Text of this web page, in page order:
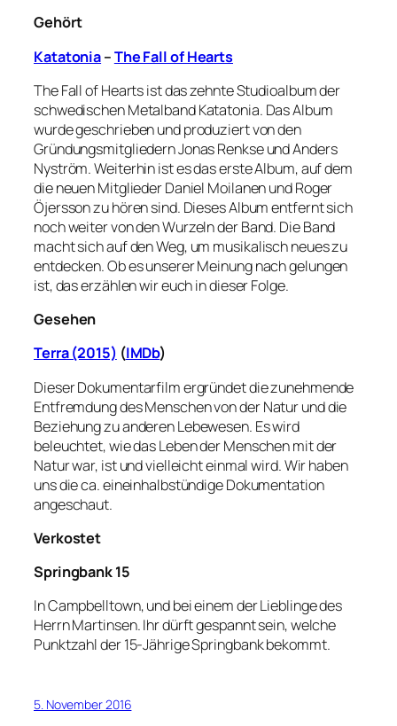
Gehört
Katatonia–The Fall of Hearts
The Fall of Hearts ist das zehnte Studioalbum der
schwedischen Metalband Katatonia. Das Album
wurde geschrieben und produziert von den
Gründungsmitgliedern Jonas Renkse und Anders
Nyström. Weiterhin ist es das erste Album, auf dem
die neuen Mitglieder Daniel Moilanen und Roger
Öjersson zu hören sind. Dieses Album entfernt sich
noch weiter von den Wurzeln der Band. Die Band
macht sich auf den Weg, um musikalisch neues zu
entdecken. Ob es unserer Meinung nach gelungen
ist, das erzählen wir euch in dieser Folge.
Gesehen
Terra (2015) (IMDb)
Dieser Dokumentarfilm ergründet die zunehmende
Entfremdung des Menschen von der Natur und die
Beziehung zu anderen Lebewesen. Es wird
beleuchtet, wie das Leben der Menschen mit der
Natur war, ist und vielleicht einmal wird. Wir haben
uns die ca. eineinhalbstündige Dokumentation
angeschaut.
Verkostet
Springbank 15
In Campbelltown, und bei einem der Lieblinge des
Herrn Martinsen. Ihr dürft gespannt sein, welche
Punktzahl der 15-Jährige Springbank bekommt.
5. November 2016